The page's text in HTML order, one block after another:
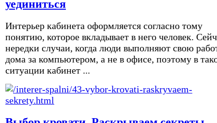
уединиться
Интерьер кабинета оформляется согласно тому
понятию, которое вкладывает в него человек.
нередки случаи, когда люди выполняют свою
дома за компьютером, а не в офисе, поэтому в
ситуации кабинет ...